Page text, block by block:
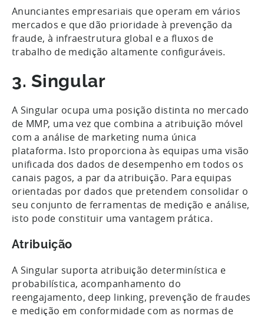
Anunciantes empresariais que operam em vários
mercados e que dão prioridade à prevenção da
fraude, à infraestrutura global e a fluxos de
trabalho de medição altamente configuráveis.
3. Singular
A Singular ocupa uma posição distinta no mercado
de MMP, uma vez que combina a atribuição móvel
com a análise de marketing numa única
plataforma. Isto proporciona às equipas uma visão
unificada dos dados de desempenho em todos os
canais pagos, a par da atribuição. Para equipas
orientadas por dados que pretendem consolidar o
seu conjunto de ferramentas de medição e análise,
isto pode constituir uma vantagem prática.
Atribuição
A Singular suporta atribuição determinística e
probabilística, acompanhamento do
reengajamento, deep linking, prevenção de fraudes
e medição em conformidade com as normas de